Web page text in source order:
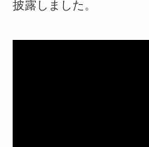
披露しました。